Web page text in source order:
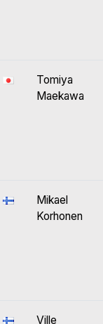
Tomiya
Maekawa
Mikael
Korhonen
Ville